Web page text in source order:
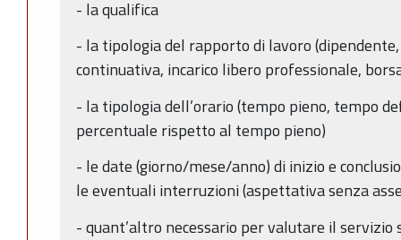
- la qualifica
- la tipologia del rapporto di lavoro
continuativa, incarico libero professionale,
- la tipologia dell’orario (tempo pieno, tempo
percentuale rispetto al tempo pieno)
- le date (giorno/mese/anno) di inizio e
le eventuali interruzioni (aspettativa senza
- quant’altro necessario per valutare il servizio